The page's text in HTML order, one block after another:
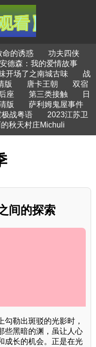
命的诱惑
功夫四侠
德森：我的爱情故事
开场了之南城古味
战
版
唐卡王朝
双宿
座 第三类接触
日
版
萨利姆鬼屋事件
战粤语
2023江苏卫
秋天村庄Michuli
间的探索
勒出斑驳的光影时，
些黑暗的渊，虽让人心
成长的机会。正是在光